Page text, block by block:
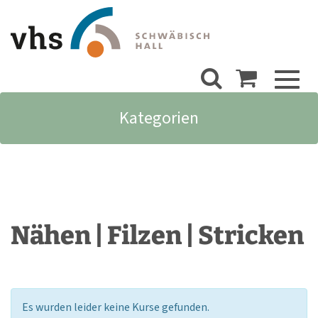
Kategorien
Nähen | Filzen | Stricken
Es wurden leider keine Kurse gefunden.